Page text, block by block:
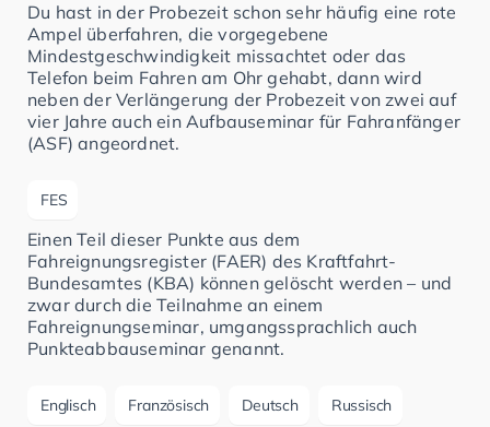
Du hast in der Probezeit schon sehr häufig eine rote
Ampel überfahren, die vorgegebene
Mindestgeschwindigkeit missachtet oder das
Telefon beim Fahren am Ohr gehabt, dann wird
neben der Verlängerung der Probezeit von zwei auf
vier Jahre auch ein Aufbauseminar für Fahranfänger
(ASF) angeordnet.
FES
Einen Teil dieser Punkte aus dem
Fahreignungsregister (FAER) des Kraftfahrt-
Bundesamtes (KBA) können gelöscht werden – und
zwar durch die Teilnahme an einem
Fahreignungseminar, umgangssprachlich auch
Punkteabbauseminar genannt.
Englisch Französisch Deutsch Russisch